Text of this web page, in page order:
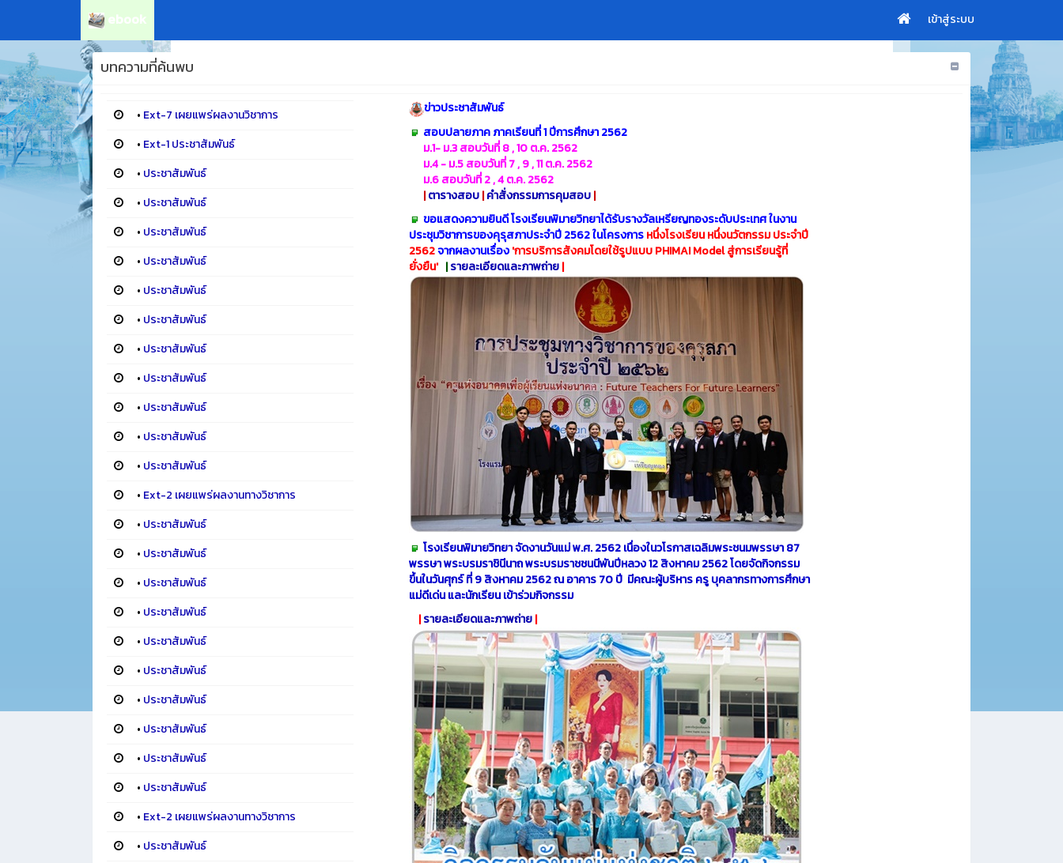
ebook เข้าสู่ระบบ
บทความที่ค้นพบ
• Ext-7 เผยแพร่ผลงานวิชาการ
• Ext-1 ประชาสัมพันธ์
• ประชาสัมพันธ์
• ประชาสัมพันธ์
• ประชาสัมพันธ์
• ประชาสัมพันธ์
• ประชาสัมพันธ์
• ประชาสัมพันธ์
• ประชาสัมพันธ์
• ประชาสัมพันธ์
• ประชาสัมพันธ์
• ประชาสัมพันธ์
• ประชาสัมพันธ์
• Ext-2 เผยแพร่ผลงานทางวิชาการ
• ประชาสัมพันธ์
• ประชาสัมพันธ์
• ประชาสัมพันธ์
• ประชาสัมพันธ์
• ประชาสัมพันธ์
• ประชาสัมพันธ์
• ประชาสัมพันธ์
• ประชาสัมพันธ์
• ประชาสัมพันธ์
• ประชาสัมพันธ์
• Ext-2 เผยแพร่ผลงานทางวิชาการ
• ประชาสัมพันธ์
ข่าวประชาสัมพันธ์
สอบปลายภาค ภาคเรียนที่ 1 ปีการศึกษา 2562
ม.1- ม.3 สอบวันที่ 8 , 10 ต.ค. 2562
ม.4 - ม.5 สอบวันที่ 7 , 9 , 11 ต.ค. 2562
ม.6 สอบวันที่ 2 , 4 ต.ค. 2562
|ตารางสอบ|คำสั่งกรรมการคุมสอบ|
ขอแสดงความยินดี โรงเรียนพิมายวิทยาได้รับรางวัลเหรียญทองระดับประเทศ ในงาน
ประชุมวิชาการของคุรุสภาประจำปี 2562 ในโครงการหนึ่งโรงเรียน หนึ่งนวัตกรรม ประจำปี
2562จากผลงานเรื่อง'การบริการสังคมโดยใช้รูปแบบ PHIMAI Model สู่การเรียนรู้ที่
ยั่งยืน'|รายละเอียดและภาพถ่าย|
โรงเรียนพิมายวิทยา จัดงานวันแม่ พ.ศ. 2562 เนื่องในวโรกาสเฉลิมพระชนมพรรษา 87
พรรษา พระบรมราชินีนาถ พระบรมราชชนนีพันปีหลวง 12 สิงหาคม 2562 โดยจัดกิจกรรม
ขึ้นในวันศุกร์ ที่ 9 สิงหาคม 2562 ณ อาคาร 70 ปี มีคณะผู้บริหาร ครู บุคลากรทางการศึกษา
แม่ดีเด่น และนักเรียน เข้าร่วมกิจกรรม
|รายละเอียดและภาพถ่าย|